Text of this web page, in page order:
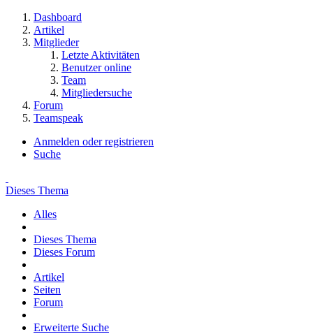
Dashboard
Artikel
Mitglieder
Letzte Aktivitäten
Benutzer online
Team
Mitgliedersuche
Forum
Teamspeak
Anmelden oder registrieren
Suche
Dieses Thema
Alles
Dieses Thema
Dieses Forum
Artikel
Seiten
Forum
Erweiterte Suche